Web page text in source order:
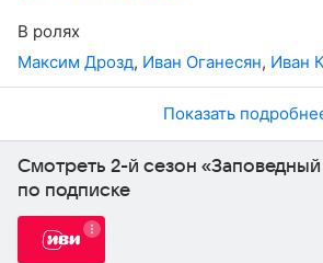
В ролях
Максим Дрозд, Иван Оганесян, Иван
Показать
Смотреть 2-й сезон
по подписке